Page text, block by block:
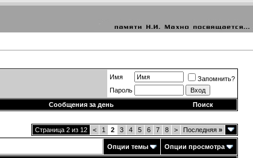
Имя
Запомнить?
Пароль
Сообщения за день Поиск
Страница 2 из 12 < 1 2 3 4 5 6 7 8 > Последняя »
Опции темы Опции просмотра